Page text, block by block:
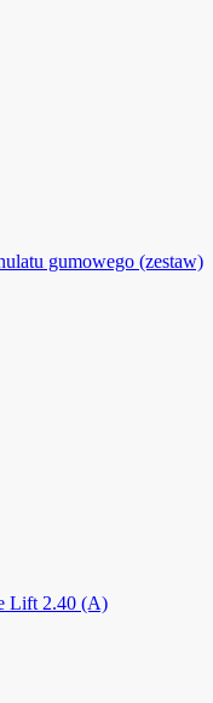
gumowego (zestaw)
Lift 2.40 (A)